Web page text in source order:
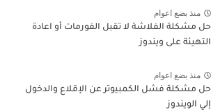
منذ بضع اعوام
حل مشكلة الفلاشة لا تقبل الفورمات أو اعادة
التهيئة على ويندوز
منذ بضع اعوام
حل مشكلة فشل الكمبيوتر عن الإقلاع والدخول
إلي الويندوز